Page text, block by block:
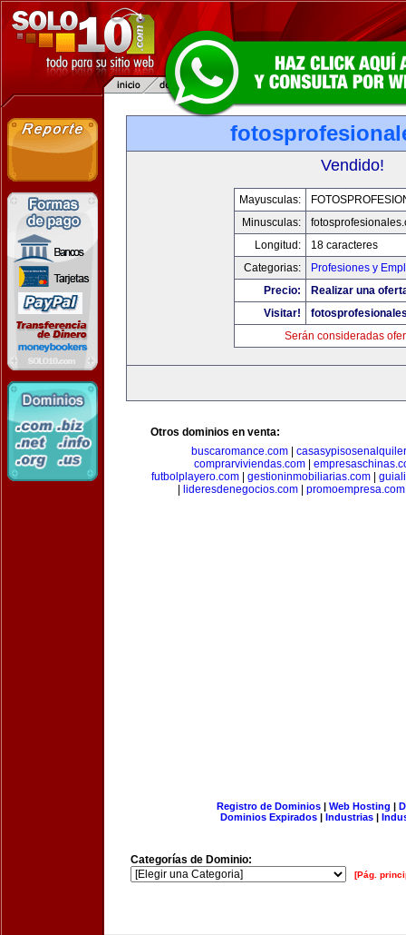
Vendido!
Mayusculas:
Minusculas:
Longitud:
18 caracteres
Categorias:
Profesiones y
Precio:
Realizar una
Visitar!
Serán consideradas
Otros dominios en venta:
buscaromance.com
comprarviviendas.com|
futbolplayero.com| gestioninmobiliarias.com|
lideresdenegocios.com promoempresa.com
Registro de Dominios| Web Hosting |
Dominios Expirados | Industrias |
Categorías de Dominio:
[Pág.